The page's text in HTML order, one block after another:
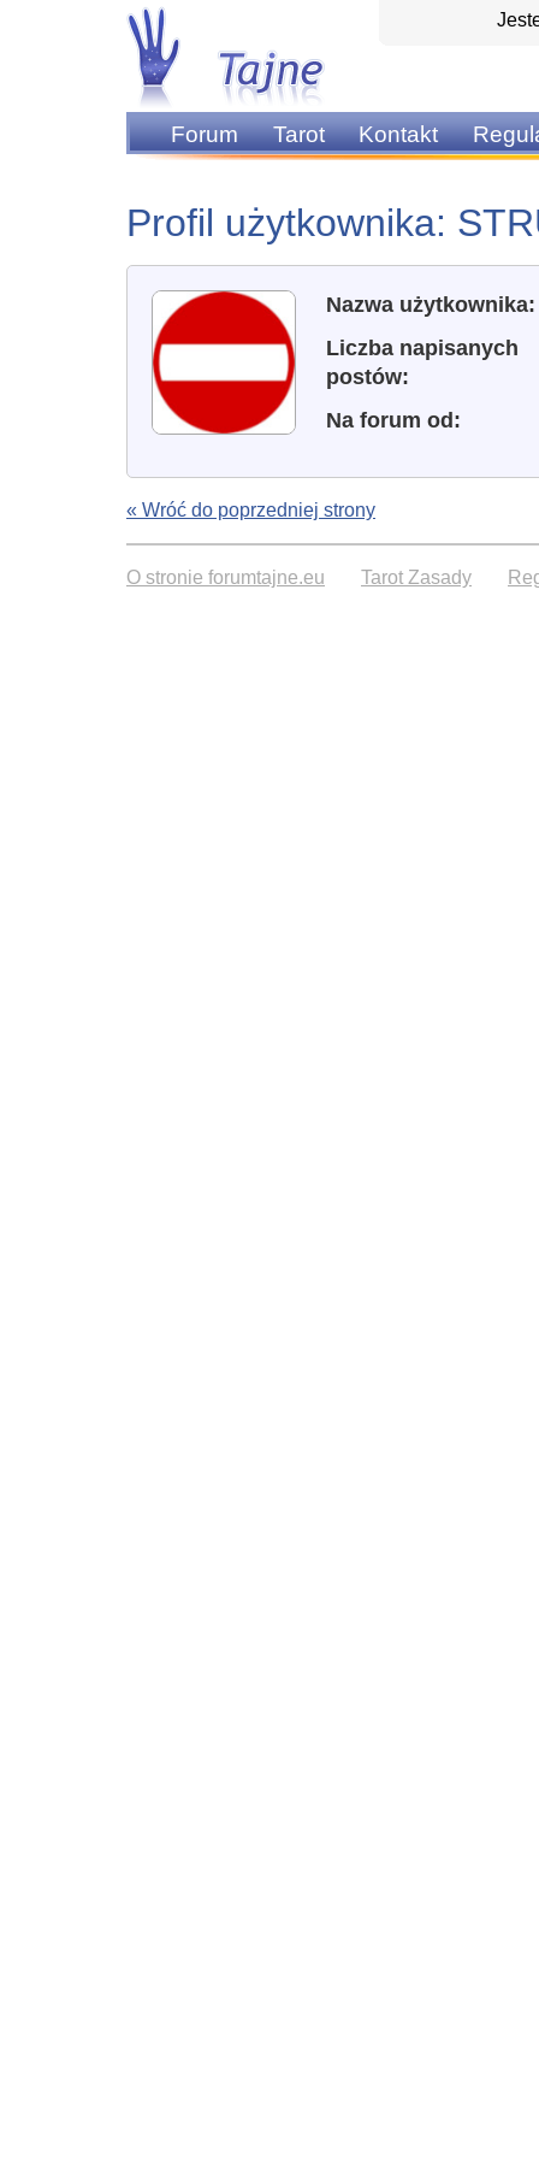
Forum Tarot Kontakt
Profil użytkownika:
Nazwa użytkownika:
Liczba napisanych
postów:
Na forum od:
« Wróć do poprzedniej strony
O stronie forumtajne.eu Tarot Zasady